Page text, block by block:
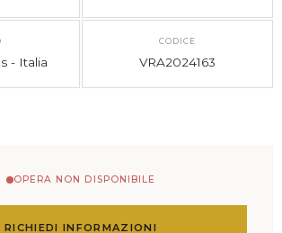
- Italia
CODICE
VRA2024163
OPERA NON DISPONIBILE
RICHIEDI INFORMAZIONI